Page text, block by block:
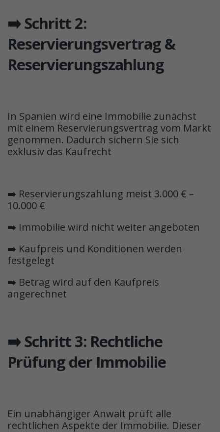
➡️ Schritt 2:
Reservierungsvertrag &
Reservierungszahlung
In Spanien wird eine Immobilie zunächst
mit einem Reservierungsvertrag vom Markt
genommen. Dadurch sichern Sie sich
exklusiv das Kaufrecht
➡️ Reservierungszahlung meist 3.000 € –
10.000 €
➡️ Immobilie wird nicht weiter angeboten
➡️ Kaufpreis und Konditionen werden
festgelegt
➡️ Betrag wird auf den Kaufpreis
angerechnet
➡️ Schritt 3: Rechtliche
Prüfung der Immobilie
Ein unabhängiger Anwalt prüft alle
rechtlichen Aspekte der Immobilie. Dieser